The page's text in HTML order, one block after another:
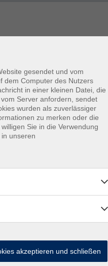
Plätze
delle copie classiche
auch im Sommer!
gesendet und vom
dem Computer des Nutzers
in einer kleinen Datei, die
Server anfordern, sendet
wurden als zuverlässiger
zu merken oder die
Sie in die Verwendung
unseren
akzeptieren und schließen